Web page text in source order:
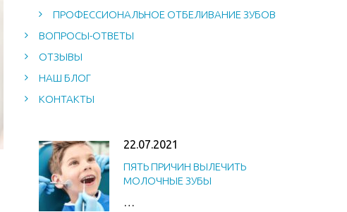
ПРОФЕССИОНАЛЬНОЕ ОТБЕЛИВАНИЕ ЗУБОВ
ВОПРОСЫ-ОТВЕТЫ
ОТЗЫВЫ
НАШ БЛОГ
КОНТАКТЫ
22.07.2021
ПЯТЬ ПРИЧИН ВЫЛЕЧИТЬ
МОЛОЧНЫЕ ЗУБЫ
…